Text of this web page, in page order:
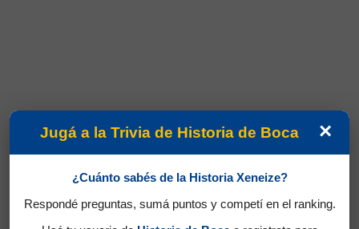
×
Jugá a la Trivia de Historia de Boca
¿Cuánto sabés de la Historia Xeneize?
Respondé preguntas, sumá puntos y competí en el ranking.